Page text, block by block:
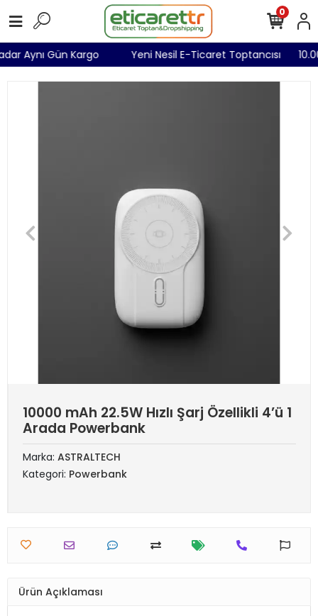
Aynı Gün Kargo Yeni Nesil E-Ticaret Toptancısı
0
10000 mAh 22.5W Hızlı Şarj Özellikli 4’ü 1
Arada Powerbank
Marka: ASTRALTECH
Kategori: Powerbank
Ürün Açıklaması